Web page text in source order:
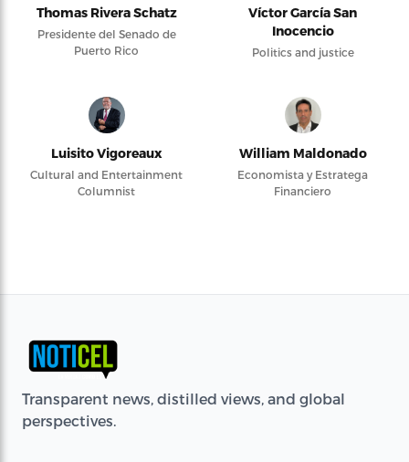
Thomas Rivera Schatz
Presidente del Senado de
Puerto Rico
Víctor García San
Inocencio
Politics and justice
Luisito Vigoreaux
Cultural and Entertainment
Columnist
William Maldonado
Economista y Estratega
Financiero
Transparent news, distilled views, and global
perspectives.